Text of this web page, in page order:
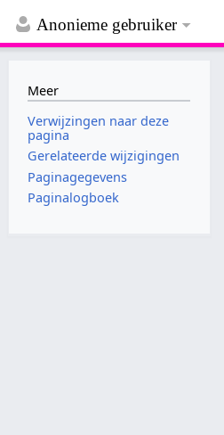
Anonieme gebruiker
Meer
Verwijzingen naar deze
pagina
Gerelateerde wijzigingen
Paginagegevens
Paginalogboek